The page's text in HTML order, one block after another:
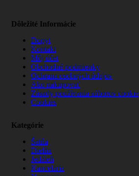
Dôležité Informácie
Dopyt
Kontakt
Môj účet
Obchodné podmienky
Ochrana osobných údajov
Ako nakupovať
Zásady používania súborov cookie
Cookies
Kategórie
Šatňa
Dielňa
Jedáleň
Kancelária